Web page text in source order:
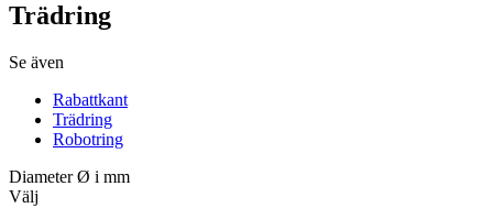
Trädring
Se även
Rabattkant
Trädring
Robotring
Diameter Ø i mm
Välj